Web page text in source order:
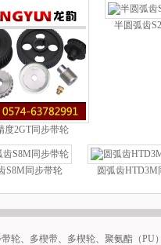
度2GT同步带轮
半圆弧齿
S8M同步带轮 圆弧齿HTD3M
带轮、 多楔带、 多楔轮、 聚氨酯（PU